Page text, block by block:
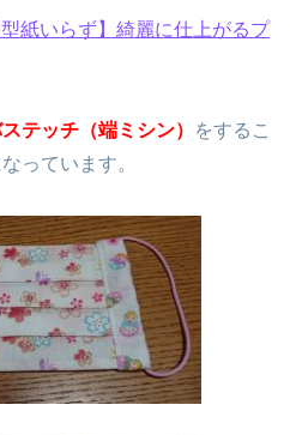
紙いらず】綺麗に仕上がるプ
テッチ（端ミシン）
をするこ
っています。